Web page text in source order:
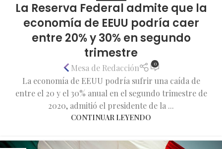
La Reserva Federal admite que la
economía de EEUU podría caer
entre 20% y 30% en segundo
trimestre
Mesa de Redacción 0
La economía de EEUU podría sufrir una caída de
entre el 20 y el 30% anual en el segundo trimestre de
2020, admitió el presidente de la ...
CONTINUAR LEYENDO